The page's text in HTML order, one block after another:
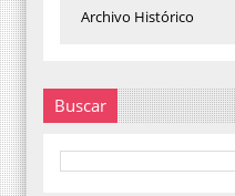
Buscar